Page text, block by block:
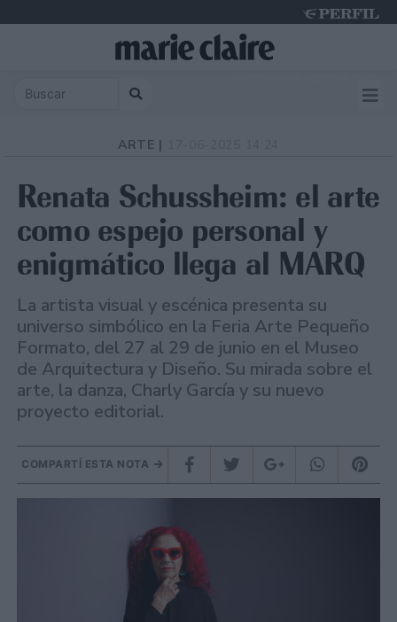
ARTE |
Renata Schussheim: el arte
como espejo personal y
enigmático llega al MARQ
La artista visual y escénica presenta su
universo simbólico en la Feria Arte Pequeño
Formato, del 27 al 29 de junio en el Museo
de Arquitectura y Diseño. Su mirada sobre el
arte, la danza, Charly García y su nuevo
proyecto editorial.
COMPARTÍ ESTA NOTA